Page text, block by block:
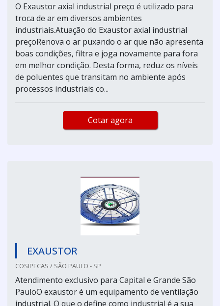
O Exaustor axial industrial preço é utilizado para
troca de ar em diversos ambientes
industriais.Atuação do Exaustor axial industrial
preçoRenova o ar puxando o ar que não apresenta
boas condições, filtra e joga novamente para fora
em melhor condição. Desta forma, reduz os níveis
de poluentes que transitam no ambiente após
processos industriais co...
Cotar agora
EXAUSTOR
COSIPECAS / SÃO PAULO - SP
Atendimento exclusivo para Capital e Grande São
PauloO exaustor é um equipamento de ventilação
industrial. O que o define como industrial é a sua